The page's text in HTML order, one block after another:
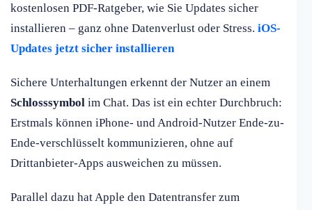
kostenlosen PDF-Ratgeber, wie Sie Updates sicher
installieren – ganz ohne Datenverlust oder Stress. iOS-
Updates jetzt sicher installieren
Sichere Unterhaltungen erkennt der Nutzer an einem
Schlosssymbol im Chat. Das ist ein echter Durchbruch:
Erstmals können iPhone- und Android-Nutzer Ende-zu-
Ende-verschlüsselt kommunizieren, ohne auf
Drittanbieter-Apps ausweichen zu müssen.
Parallel dazu hat Apple den Datentransfer zum